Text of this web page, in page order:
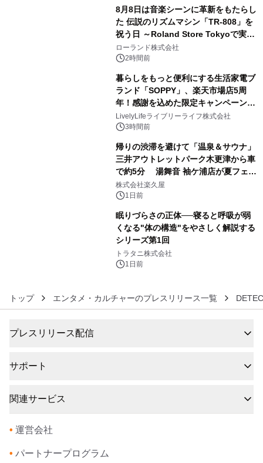
8月8日は音楽シーンに革新をもたらし
た 伝説のリズムマシン「TR-808」を
祝う日 ～Roland Store Tokyoで実機
を展示しての 記念キャンペーンを開
催 英国ラジオ「NTS」の 特別プログ
アーティストを フィーチャーしたアニ
メーションを公開～
ローランド株式会社
2時間前
暮らしをもっと便利にする生活家電ブ
ランド「SOPPY」、楽天市場店5周
年！感謝を込めた限定キャンペーンを
8月10日より開催
LivelyLifeライブリーライフ株式会社
3時間前
帰りの渋滞を避けて「温泉＆サウナ」
三井アウトレットパーク木更津から車
で約5分 湯舞音 袖ケ浦店が夏フェア
メニューを提供
株式会社楽久屋
1日前
眠りづらさの正体──寝ると呼吸が弱
くなる"体の構造"をやさしく解説する
シリーズ第1回
トラタニ株式会社
1日前
トップ エンタメ・カルチャーのプレスリリース一覧
プレスリリース配信
サポート
関連サービス
• 運営会社
• パートナープログラム